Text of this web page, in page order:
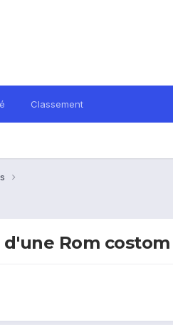
Classement
Rom costom